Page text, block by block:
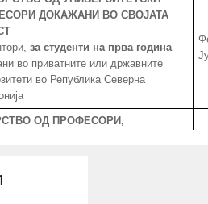
ДОКАЖАНИ ВО СВОЈАТА
за студенти на прва година
во приватните или државните
во Република Северна
ОД ПРОФЕСОРИ,
во приватните или државните